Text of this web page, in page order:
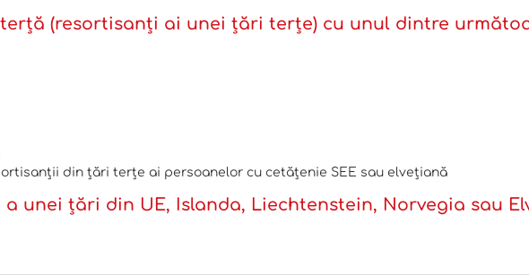
(resortisanți ai unei țări terțe) cu unul dintre
din țări terțe ai persoanelor cu cetățenie SEE sau elvețiană
a unei țări din UE, Islanda, Liechtenstein, Norvegia sau